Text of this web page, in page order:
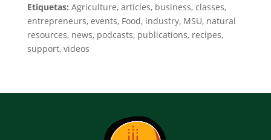
Etiquetas: Agriculture, articles, business, classes,
entrepreneurs, events, Food, industry, MSU, natural
resources, news, podcasts, publications, recipes,
support, videos